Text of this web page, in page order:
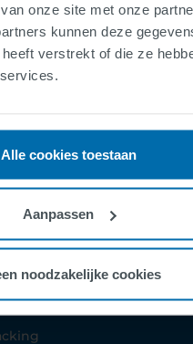
onze site met onze
kunnen deze
verstrekt of die ze
Alle cookies toestaan
Aanpassen
noodzakelijke cookies
Report